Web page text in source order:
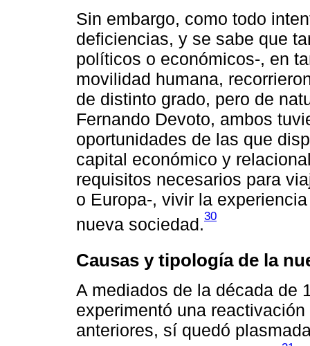
Sin embargo, como todo
deficiencias, y se sabe que
políticos o económicos-, en
movilidad humana,
de distinto grado, pero de
Fernando Devoto, ambos
oportunidades de las que
capital económico y
requisitos necesarios para
o Europa-, vivir la
nueva sociedad.30
Causas y tipología de la
A mediados de la década de
experimentó una
anteriores, sí quedó